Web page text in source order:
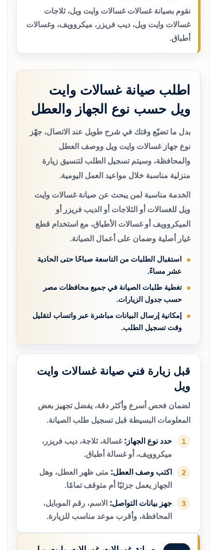
نقوم بصيانة غسالات غسالات وايت ويل، ثلاجات
غسالات وايت ويل، ديب فريزر، ميكروويف، وغسالات
أطباق.
اطلب صيانة غسالات وايت
ويل حسب نوع الجهاز والعطل
بدل ما تضيّع وقتك في شرح طويل عند الاتصال، جهّز
نوع جهاز غسالات وايت ويل ووصف العطل
والمحافظة، وسيتم تسجيل الطلب لتنسيق زيارة
منزلية مناسبة خلال مواعيد العمل اليومية.
الخدمة مناسبة لمن يبحث عن صيانة غسالات وايت
ويل للغسالات أو الثلاجات أو الديب فريزر أو
الميكروويف أو غسالات الأطباق، مع استخدام قطع
غيار أصلية وضمان على أعمال الصيانة.
استقبال الطلبات من التاسعة صباحًا حتى الحادية
عشر مساءً.
تغطية طلبات الصيانة في جميع محافظات مصر
حسب جدول الزيارات.
إمكانية إرسال البيانات مباشرة عبر واتساب لتقليل
وقت تسجيل الطلب.
قبل زيارة فني صيانة غسالات وايت
ويل
لضمان فحص أسرع وأكثر دقة، يفضل تجهيز بعض
المعلومات البسيطة قبل تسجيل طلب الصيانة.
1 حدد نوع الجهاز: غسالة، ثلاجة، ديب فريزر،
ميكروويف، أو غسالة أطباق.
2 اكتب وصف العطل: متى ظهر العطل، وهل
الجهاز يعمل جزئيًا أم متوقف تمامًا.
3 جهز بيانات التواصل: الاسم، رقم الموبايل،
المحافظة، وأقرب موعد مناسب للزيارة.